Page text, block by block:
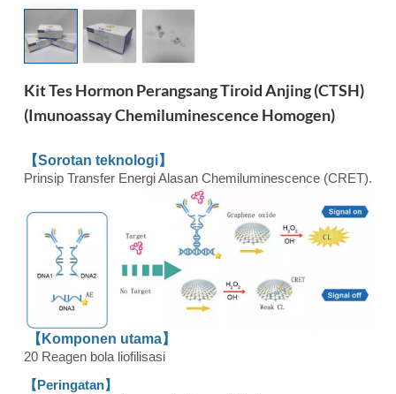
Kit Tes Hormon Perangsang Tiroid Anjing (cTSH)
(Imunoassay Chemiluminescence Homogen)
【Sorotan teknologi】
Prinsip Transfer Energi Alasan Chemiluminescence (CRET).
【Komponen utama】
20 Reagen bola liofilisasi
【Peringatan】